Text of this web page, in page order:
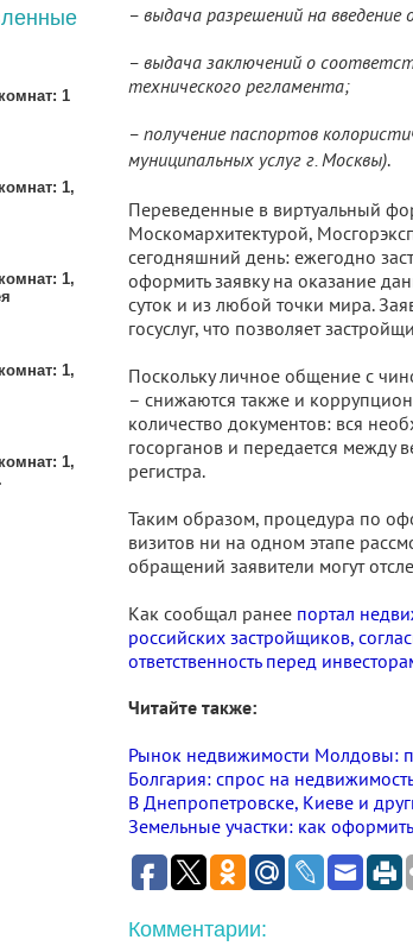
1
1,
1,
1,
1,
– выдача разрешений на
– выдача заключений о
технического регламента;
– получение паспортов
муниципальных услуг г. Москвы).
Переведенные в виртуальный
Москомархитектурой,
сегодняшний день: ежегодно
оформить заявку на оказание
суток и из любой точки мира.
госуслуг, что позволяет
Поскольку личное общение с
– снижаются также и
количество документов: вся
госорганов и передается
регистра.
Таким образом, процедура по
визитов ни на одном этапе
обращений заявители могут
Как сообщал ранее портал
российских застройщиков,
ответственность перед
Читайте также:
Рынок недвижимости Молдовы:
Болгария: спрос на
В Днепропетровске, Киеве и
Земельные участки: как
Комментарии: